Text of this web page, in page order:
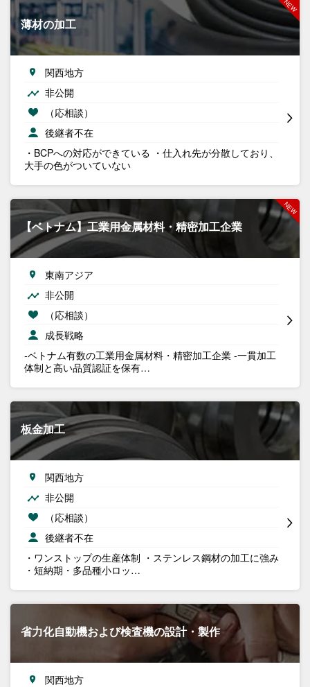
薄材の加工
関西地方
非公開
（応相談）
後継者不在
・BCPへの対応ができている ・仕入れ先が分散しており、
大手の色がついていない
【ベトナム】工業用金属材料・精密加工企業
東南アジア
非公開
（応相談）
成長戦略
-ベトナム有数の工業用金属材料・精密加工企業 -一貫加工
体制と高い品質認証を保有…
板金加工
関西地方
非公開
（応相談）
後継者不在
・ワンストップの生産体制 ・ステンレス鋼材の加工に強み
・短納期・多品種小ロッ…
省力化自動機および検査機の設計・製作
関西地方